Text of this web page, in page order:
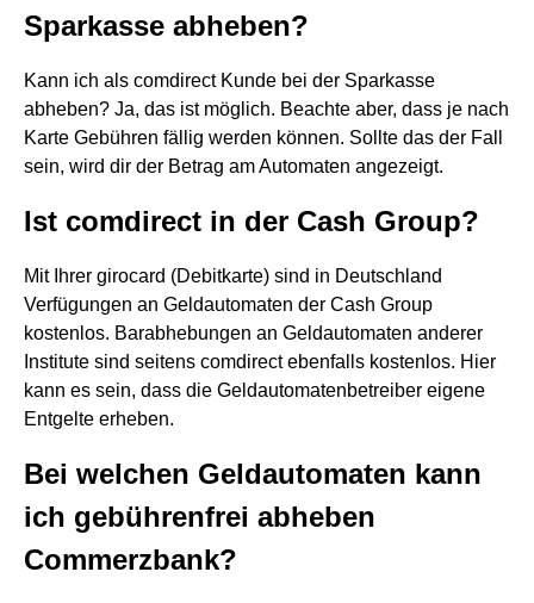
Sparkasse abheben?
Kann ich als comdirect Kunde bei der Sparkasse
abheben? Ja, das ist möglich. Beachte aber, dass je nach
Karte Gebühren fällig werden können. Sollte das der Fall
sein, wird dir der Betrag am Automaten angezeigt.
Ist comdirect in der Cash Group?
Mit Ihrer girocard (Debitkarte) sind in Deutschland
Verfügungen an Geldautomaten der Cash Group
kostenlos. Barabhebungen an Geldautomaten anderer
Institute sind seitens comdirect ebenfalls kostenlos. Hier
kann es sein, dass die Geldautomatenbetreiber eigene
Entgelte erheben.
Bei welchen Geldautomaten kann
ich gebührenfrei abheben
Commerzbank?